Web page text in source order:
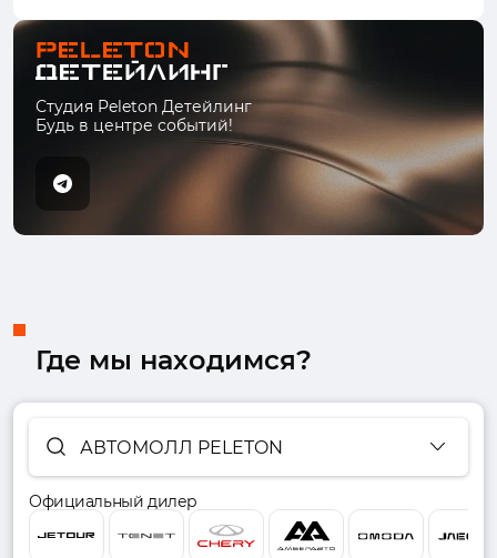
Студия Peleton Детейлинг
Будь в центре событий!
Где мы находимся?
АВТОМОЛЛ PELETON
Официальный дилер